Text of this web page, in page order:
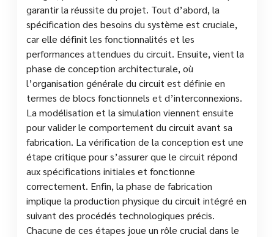
garantir la réussite du projet. Tout d’abord, la
spécification des besoins du système est cruciale,
car elle définit les fonctionnalités et les
performances attendues du circuit. Ensuite, vient la
phase de conception architecturale, où
l’organisation générale du circuit est définie en
termes de blocs fonctionnels et d’interconnexions.
La modélisation et la simulation viennent ensuite
pour valider le comportement du circuit avant sa
fabrication. La vérification de la conception est une
étape critique pour s’assurer que le circuit répond
aux spécifications initiales et fonctionne
correctement. Enfin, la phase de fabrication
implique la production physique du circuit intégré en
suivant des procédés technologiques précis.
Chacune de ces étapes joue un rôle crucial dans le